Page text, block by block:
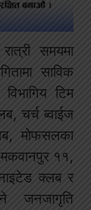
समयमा
साविक
टिम
चर्च ब्वाईज
मोफसलका
११,
क्लब र
जनजागृति